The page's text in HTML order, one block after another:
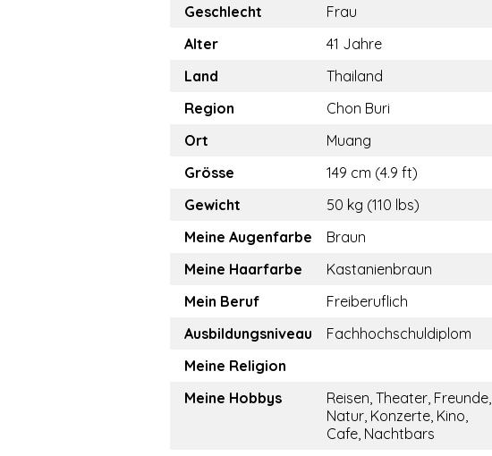
Geschlecht
Frau
Alter
41 Jahre
Land
Thailand
Region
Chon Buri
Ort
Muang
Grösse
149 cm (4.9 ft)
Gewicht
50 kg (110 lbs)
Meine Augenfarbe
Braun
Meine Haarfarbe
Kastanienbraun
Mein Beruf
Freiberuflich
Ausbildungsniveau
Fachhochschuldiplom
Meine Religion
Meine Hobbys
Reisen, Theater, Freunde,
Natur, Konzerte, Kino,
Cafe, Nachtbars